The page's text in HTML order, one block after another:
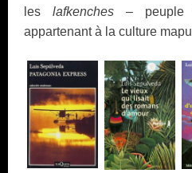
leslafkenches – peuple
appartenant à la culture